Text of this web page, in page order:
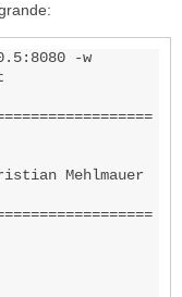
-w
Mehlmauer